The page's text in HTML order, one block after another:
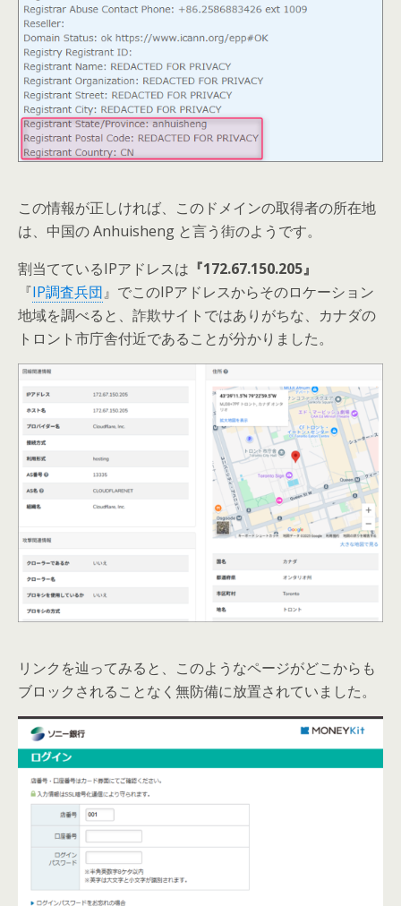
この情報が正しければ、このドメインの取得者の所在地
は、中国のAnhuisheng と言う街のよ うです。
割当てているIPアドレスは 『172.67.150.205』
『IP調査兵団』でこのIPアドレスからそのロケーション
地域を調べると、詐欺サイトではありがちな、カナダの
トロント市庁舎付近であることが分かりました。
リンクを辿ってみると、このようなページがどこからも
ブロックされることなく無防備に放置されていました。